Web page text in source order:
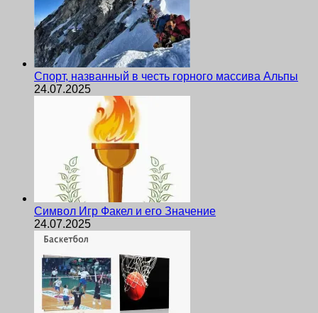
Спорт, названный в честь горного массива Альпы
24.07.2025
Символ Игр Факел и его Значение
24.07.2025